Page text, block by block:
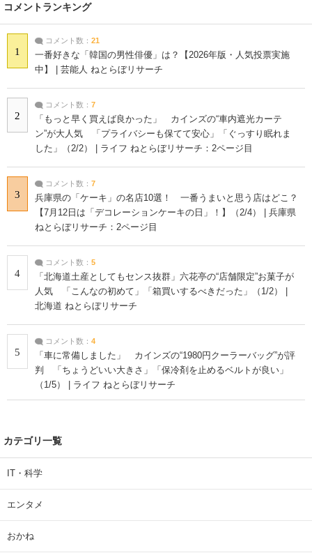
コメントランキング
1
コメント数： 21
一番好きな「韓国の男性俳優」は？【2026年版・人気投票実施
中】 | 芸能人 ねとらぼリサーチ
2
コメント数： 7
「もっと早く買えば良かった」 カインズの“車内遮光カーテ
ン”が大人気 「プライバシーも保てて安心」「ぐっすり眠れま
した」（2/2） | ライフ ねとらぼリサーチ：2ページ目
3
コメント数： 7
兵庫県の「ケーキ」の名店10選！ 一番うまいと思う店はどこ？
【7月12日は「デコレーションケーキの日」！】（2/4） | 兵庫県
ねとらぼリサーチ：2ページ目
4
コメント数： 5
「北海道土産としてもセンス抜群」六花亭の“店舗限定”お菓子が
人気 「こんなの初めて」「箱買いするべきだった」（1/2） |
北海道 ねとらぼリサーチ
5
コメント数： 4
「車に常備しました」 カインズの“1980円クーラーバッグ”が評
判 「ちょうどいい大きさ」「保冷剤を止めるベルトが良い」
（1/5） | ライフ ねとらぼリサーチ
カテゴリ一覧
IT・科学
エンタメ
おかね